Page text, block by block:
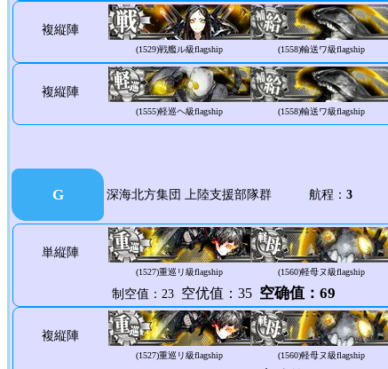
複縦陣
(1529)戦艦ル級flagship (1558)輸送ワ級flagship
複縦陣
(1555)軽巡ヘ級flagship (1558)輸送ワ級flagship
G 深海北方集団 上陸支援部隊群 航程： 3
単縦陣
(1527)重巡リ級flagship (1560)軽母ヌ級flagship
制空值：23 空优值：35 空确值：69
複縦陣
(1527)重巡リ級flagship (1560)軽母ヌ級flagship